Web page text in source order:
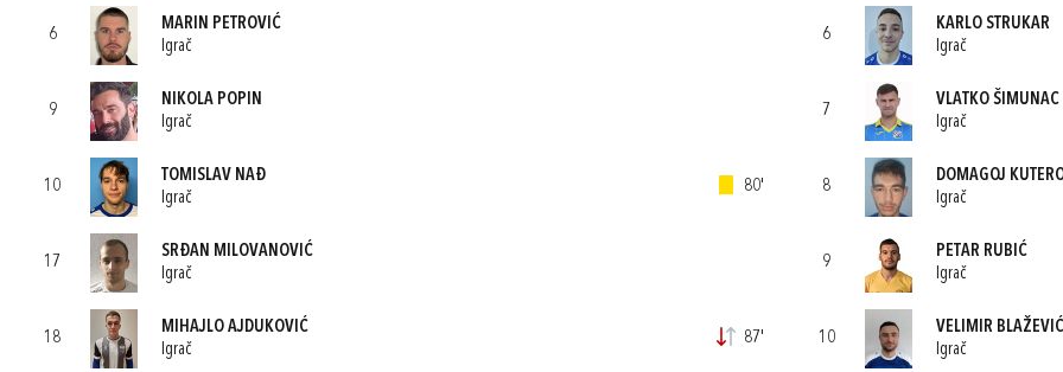
6
MARIN PETROVIĆ
Igrač
9
NIKOLA POPIN
Igrač
10
TOMISLAV NAĐ
Igrač
80'
17
SRĐAN MILOVANOVIĆ
Igrač
18
MIHAJLO AJDUKOVIĆ
Igrač
87'
6
KARLO STRUKAR
Igrač
7
VLATKO ŠIMUNAC
Igrač
8
DOMAGOJ
Igrač
9
PETAR RUBIĆ
Igrač
10
VELIMIR BLAŽEVIĆ
Igrač